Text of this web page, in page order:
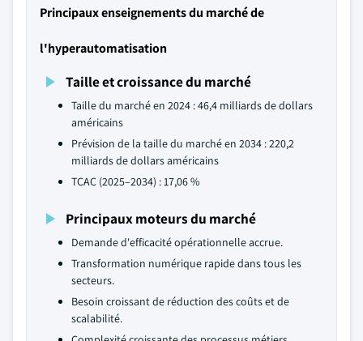
Principaux enseignements du marché de
l'hyperautomatisation
Taille et croissance du marché
Taille du marché en 2024 : 46,4 milliards de dollars
américains
Prévision de la taille du marché en 2034 : 220,2
milliards de dollars américains
TCAC (2025–2034) : 17,06 %
Principaux moteurs du marché
Demande d'efficacité opérationnelle accrue.
Transformation numérique rapide dans tous les
secteurs.
Besoin croissant de réduction des coûts et de
scalabilité.